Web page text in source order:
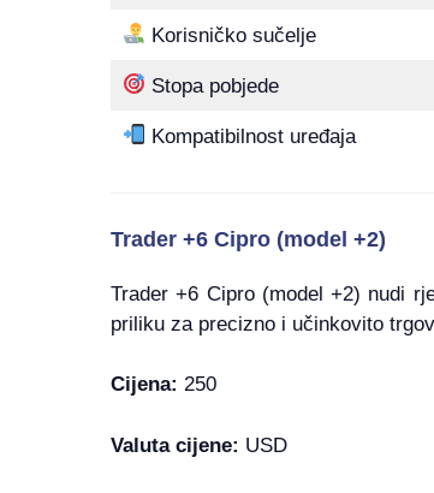
Korisničko sučelje
Stopa pobjede
Kompatibilnost uređaja
Trader +6 Cipro (model +2)
Trader +6 Cipro (model +2) nudi
priliku za precizno i ​​učinkovito
Cijena: 250
Valuta cijene: USD